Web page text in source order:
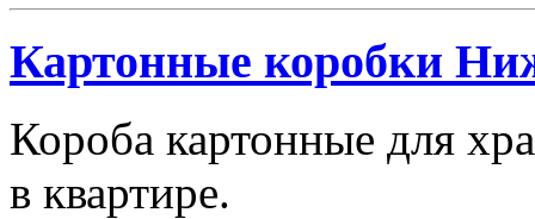
Картонные коробки
Короба картонные для
в квартире.